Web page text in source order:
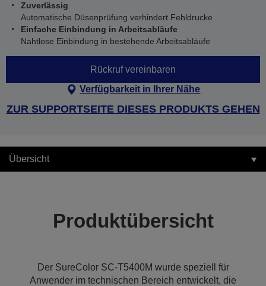
Zuverlässig
Automatische Düsenprüfung verhindert Fehldrucke
Einfache Einbindung in Arbeitsabläufe
Nahtlose Einbindung in bestehende Arbeitsabläufe
Rückruf vereinbaren
Verfügbarkeit in Ihrer Nähe
ZUR SUPPORTSEITE DIESES PRODUKTS GEHEN
Übersicht
Produktübersicht
Der SureColor SC-T5400M wurde speziell für
Anwender im technischen Bereich entwickelt, die